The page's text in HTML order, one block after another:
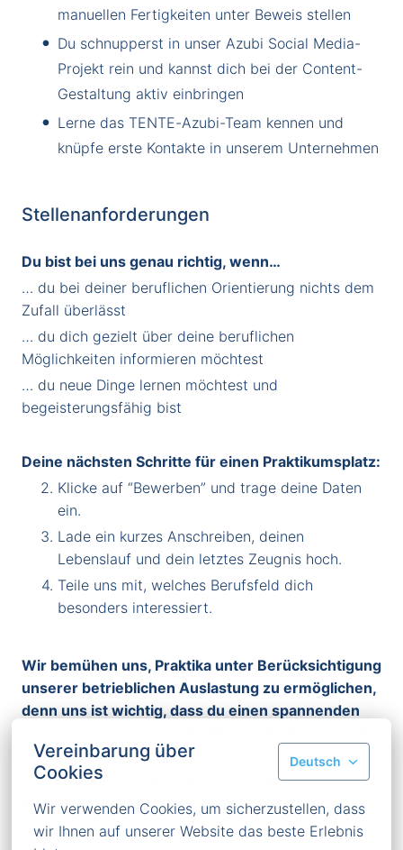
Vereinbarung über
Cookies
Deutsch
Wir verwenden Cookies, um sicherzustellen, dass
wir Ihnen auf unserer Website das beste Erlebnis
manuellen Fertigkeiten unter Beweis stellen
Du schnupperst in unser Azubi Social Media-
Projekt rein und kannst dich bei der Content-
Gestaltung aktiv einbringen
Lerne das TENTE-Azubi-Team kennen und
knüpfe erste Kontakte in unserem Unternehmen
Stellenanforderungen
Du bist bei uns genau richtig, wenn…
… du bei deiner beruflichen Orientierung nichts dem
Zufall überlässt
… du dich gezielt über deine beruflichen
Möglichkeiten informieren möchtest
… du neue Dinge lernen möchtest und
begeisterungsfähig bist
Deine nächsten Schritte für einen Praktikumsplatz:
Klicke auf “Bewerben” und trage deine Daten
ein.
Lade ein kurzes Anschreiben, deinen
Lebenslauf und dein letztes Zeugnis hoch.
Teile uns mit, welches Berufsfeld dich
besonders interessiert.
Wir bemühen uns, Praktika unter Berücksichtigung
unserer betrieblichen Auslastung zu ermöglichen,
denn uns ist wichtig, dass du einen spannenden
erhältst. Damit dein Praktikum eine wertvolle
Erfahrung wird, prüfen wir jede Bewerbung
sorgfältig und melden uns zeitnah bei dir.